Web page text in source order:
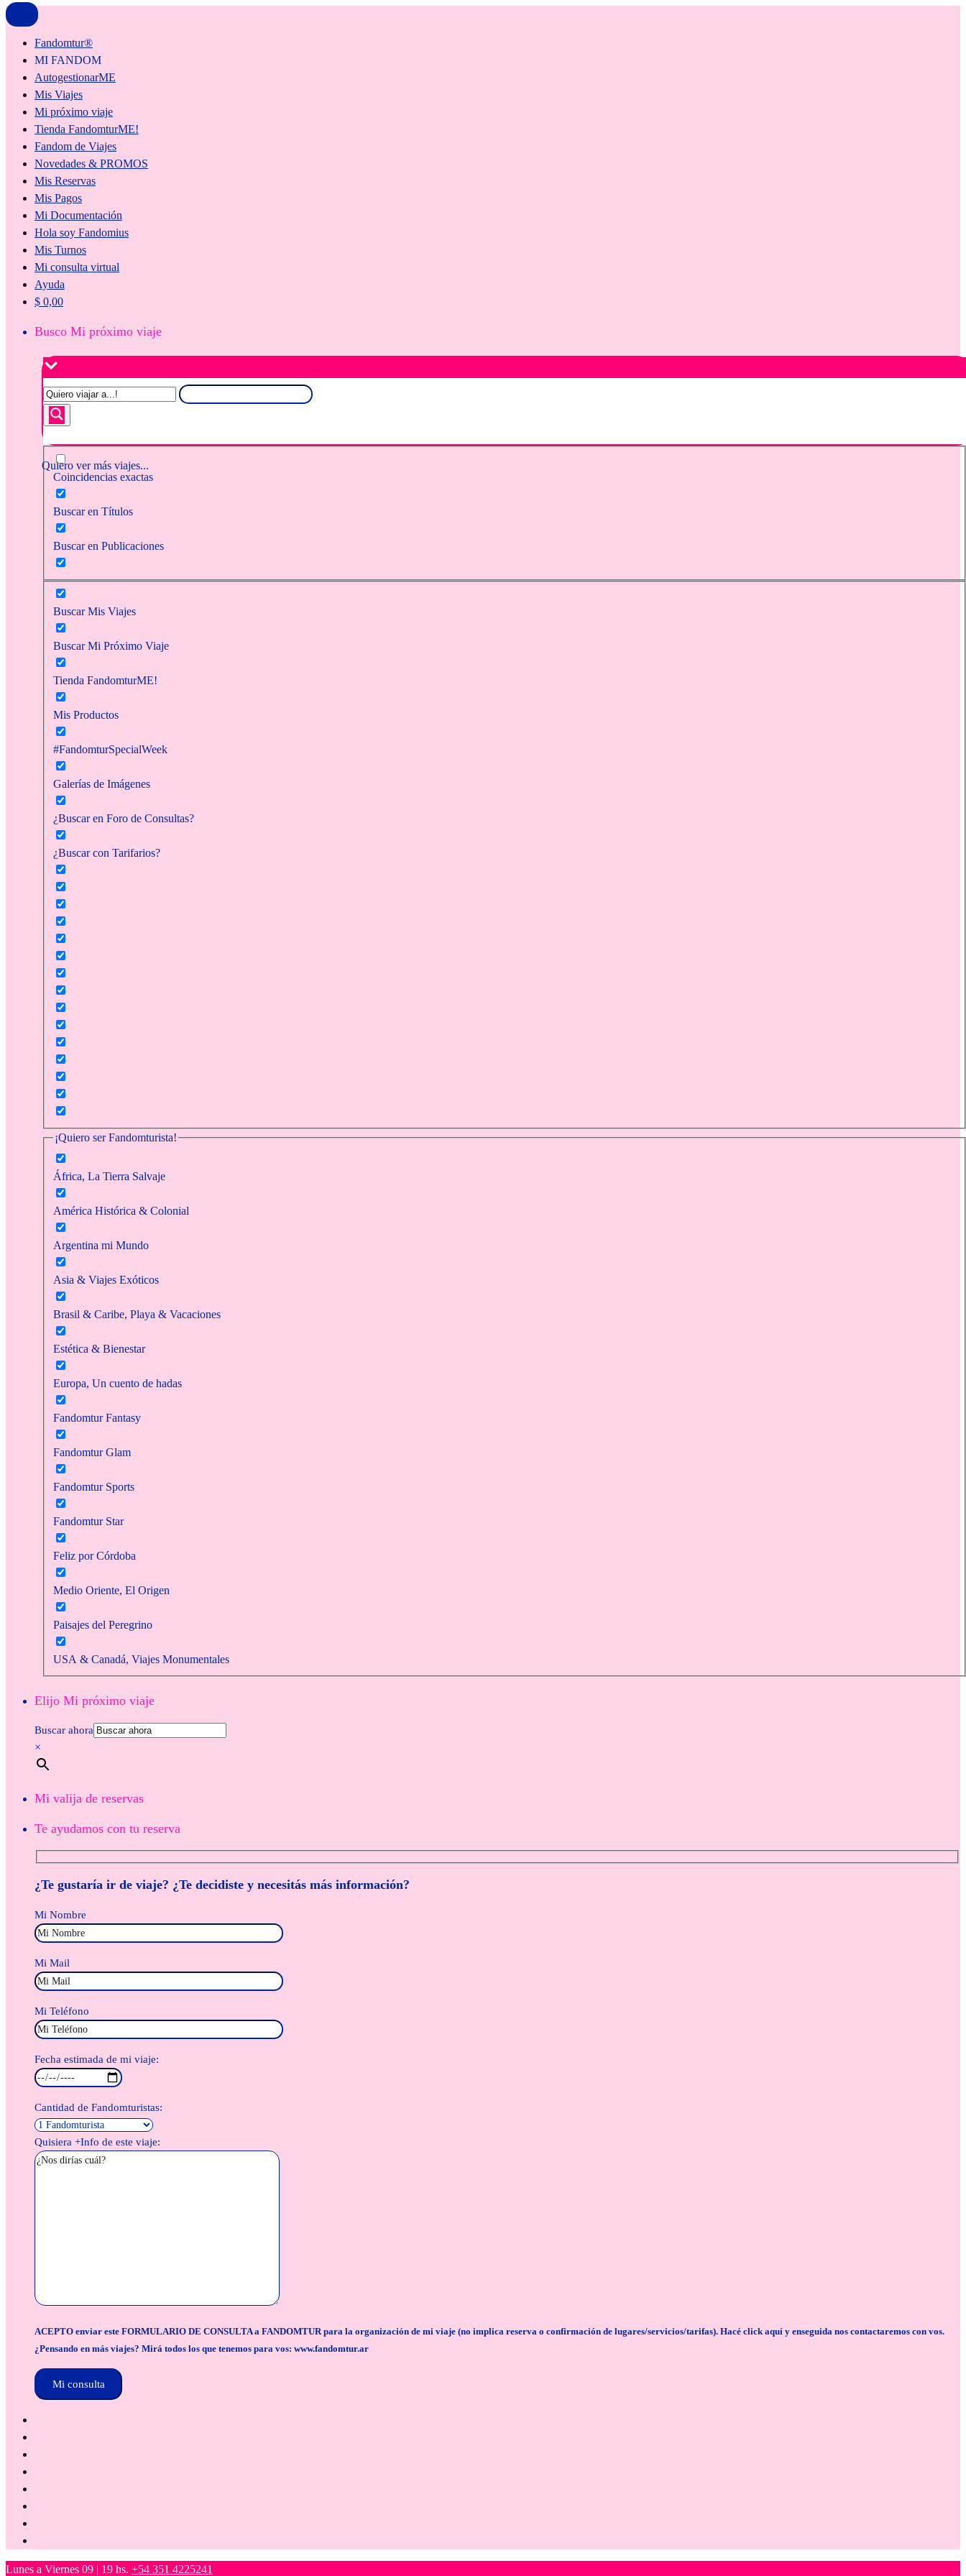
Fandomtur®
MI FANDOM
AutogestionarME
Mis Viajes
Mi próximo viaje
Tienda FandomturME!
Fandom de Viajes
Novedades & PROMOS
Mis Reservas
Mis Pagos
Mi Documentación
Hola soy Fandomius
Mis Turnos
Mi consulta virtual
Ayuda
$ 0,00
Busco Mi próximo viaje
Quiero ver más viajes...
Coincidencias exactas
Buscar en Títulos
Buscar en Publicaciones
Buscar Mis Viajes
Buscar Mi Próximo Viaje
Tienda FandomturME!
Mis Productos
#FandomturSpecialWeek
Galerías de Imágenes
¿Buscar en Foro de Consultas?
¿Buscar con Tarifarios?
¡Quiero ser Fandomturista!
África, La Tierra Salvaje
América Histórica & Colonial
Argentina mi Mundo
Asia & Viajes Exóticos
Brasil & Caribe, Playa & Vacaciones
Estética & Bienestar
Europa, Un cuento de hadas
Fandomtur Fantasy
Fandomtur Glam
Fandomtur Sports
Fandomtur Star
Feliz por Córdoba
Medio Oriente, El Origen
Paisajes del Peregrino
USA & Canadá, Viajes Monumentales
Elijo Mi próximo viaje
Buscar ahora
×
Mi valija de reservas
Te ayudamos con tu reserva
¿Te gustaría ir de viaje? ¿Te decidiste y necesitás más información?
Mi Nombre
Mi Mail
Mi Teléfono
Fecha estimada de mi viaje:
Cantidad de Fandomturistas:
Quisiera +Info de este viaje:
ACEPTO enviar este FORMULARIO DE CONSULTA a FANDOMTUR para la organización de mi viaje (no implica reserva o confirmación de lugares/servicios/tarifas). Hacé click aquí y enseguida nos contactaremos con vos.
¿Pensando en más viajes? Mirá todos los que tenemos para vos: www.fandomtur.ar
Lunes a Viernes 09 | 19 hs. +54 351 4225241